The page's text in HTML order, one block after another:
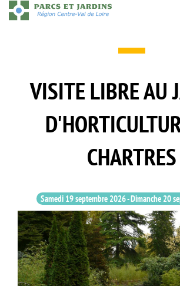
Aller
au
VISITE LIBRE AU
CHARTRES
Samedi 19 septembre 2026-Dimanche 20